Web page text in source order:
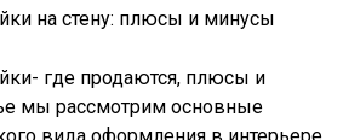
на стену: плюсы и минусы
где продаются, плюсы и
мы рассмотрим основные